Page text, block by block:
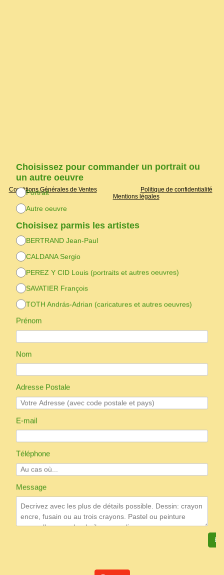
Choisissez pour commander un portrait ou
un autre oeuvre
Portrait
Autre oeuvre
Choisisez parmis les artistes
BERTRAND Jean-Paul
CALDANA Sergio
PEREZ Y CID Louis (portraits et autres oeuvres)
SAVATIER François
TOTH András-Adrian (caricatures et autres oeuvres)
Prénom
Nom
Adresse Postale
E-mail
Téléphone
Message
Conditions Générales de Ventes
Politique de confidentialité
Mentions légales